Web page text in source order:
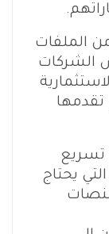
الملفات
الشركات
تقدمها
تسريع
يحتاج